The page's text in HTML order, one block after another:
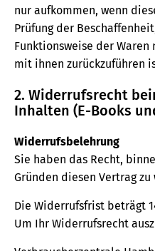
nur aufkommen, wenn
Prüfung der
Funktionsweise der
mit ihnen zurückzuführen
2. Widerrufsrecht
Inhalten (E-Books
Widerrufsbelehrung
Sie haben das Recht,
Gründen diesen Vertrag
Die Widerrufsfrist beträgt
Um Ihr Widerrufsrecht